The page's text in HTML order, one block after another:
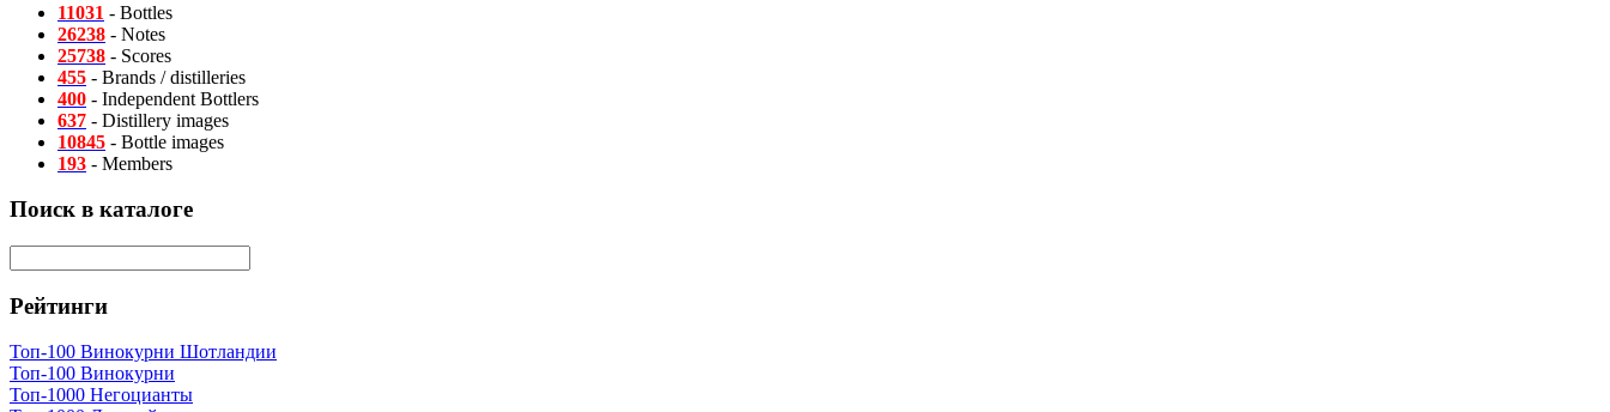
11031 - Bottles
26238 - Notes
25738 - Scores
455 - Brands / distilleries
400 - Independent Bottlers
637 - Distillery images
10845 - Bottle images
193 - Members
Поиск в каталоге
Рейтинги
Топ-100 Винокурни Шотландии
Топ-100 Винокурни
Топ-1000 Негоцианты